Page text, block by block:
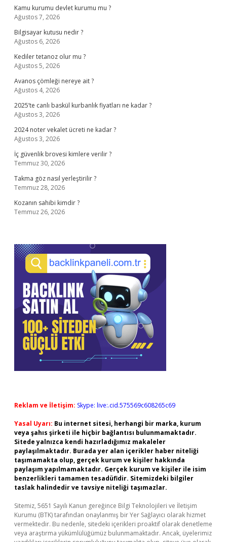
Kamu kurumu devlet kurumu mu ?
Ağustos 7, 2026
Bilgisayar kutusu nedir ?
Ağustos 6, 2026
Kediler tetanoz olur mu ?
Ağustos 5, 2026
Avanos çömleği nereye ait ?
Ağustos 4, 2026
2025’te canlı baskül kurbanlık fiyatları ne kadar ?
Ağustos 3, 2026
2024 noter vekalet ücreti ne kadar ?
Ağustos 3, 2026
İç güvenlik brovesi kimlere verilir ?
Temmuz 30, 2026
Takma göz nasıl yerleştirilir ?
Temmuz 28, 2026
Kozanın sahibi kimdir ?
Temmuz 26, 2026
Reklam ve İletişim: Skype: live:.cid.575569c608265c69
Yasal Uyarı: Bu internet sitesi, herhangi bir marka, kurum
veya şahıs şirketi ile hiçbir bağlantısı bulunmamaktadır.
Sitede yalnızca kendi hazırladığımız makaleler
paylaşılmaktadır. Burada yer alan içerikler haber niteliği
taşımamakta olup, gerçek kurum ve kişiler hakkında
paylaşım yapılmamaktadır. Gerçek kurum ve kişiler ile isim
benzerlikleri tamamen tesadüfidir. Sitemizdeki bilgiler
taslak halindedir ve tavsiye niteliği taşımazlar.
Sitemiz, 5651 Sayılı Kanun gereğince Bilgi Teknolojileri ve İletişim
Kurumu (BTK) tarafından onaylanmış bir Yer Sağlayıcı olarak hizmet
vermektedir. Bu nedenle, sitedeki içerikleri proaktif olarak denetleme
veya araştırma yükümlülüğümüz bulunmamaktadır. Ancak, üyelerimiz